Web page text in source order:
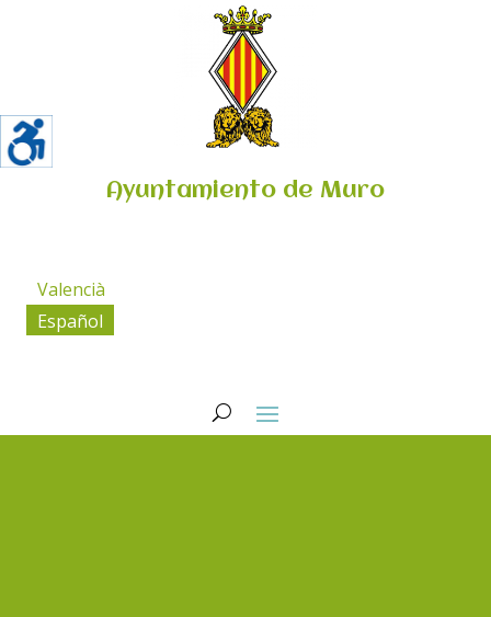
Ayuntamiento de Muro
Valencià
Español